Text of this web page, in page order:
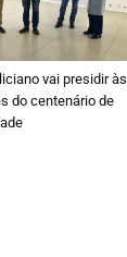
vai presidir às
do centenário de